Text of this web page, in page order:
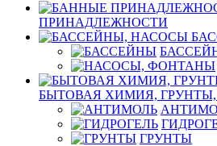
ПРИНАДЛЕЖНОСТИ
БЫТОВАЯ ХИМИЯ,
ГРУНТЫ